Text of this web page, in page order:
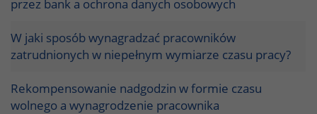
przez bank a ochrona danych osobowych
W jaki sposób wynagradzać pracowników
zatrudnionych w niepełnym wymiarze czasu pracy?
Rekompensowanie nadgodzin w formie czasu
wolnego a wynagrodzenie pracownika